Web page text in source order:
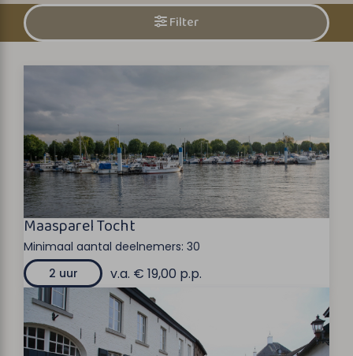
Filter
Maasparel Tocht
Minimaal aantal deelnemers: 30
2 uur
v.a. € 19,00 p.p.